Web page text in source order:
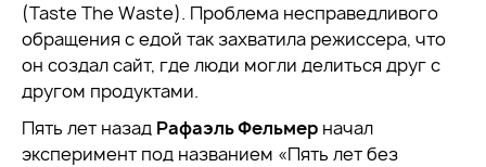
(Taste The Waste). Проблема несправедливого
обращения с едой так захватила режиссера, что
он создал сайт, где люди могли делиться друг с
другом продуктами.
Пять лет назад Рафаэль Фельмер начал
эксперимент под названием «Пять лет без